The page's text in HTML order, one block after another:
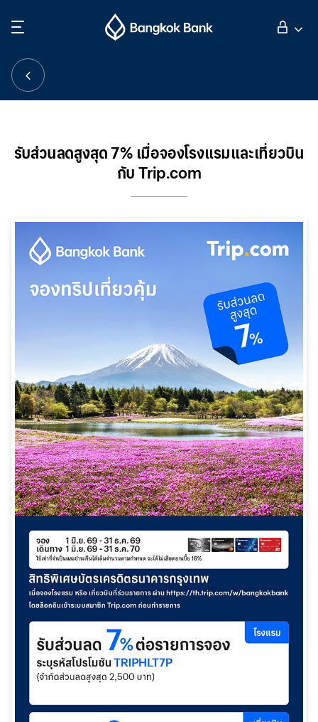
ลูกค้าบุคคล
นักลงทุนสัมพันธ์
EN
รับส่วนลดสูงสุด 7% เมื่อจองโรงแรมและเที่ยวบิน
กับ Trip.com